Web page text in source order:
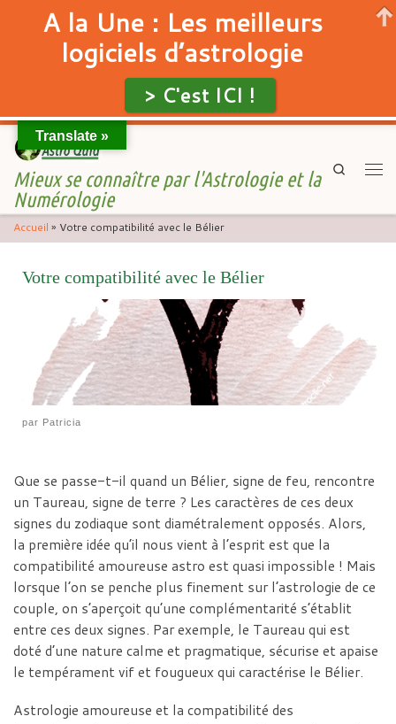
Skip to content
Mieux se connaître par l'Astrologie et la
Numérologie
Search
Accueil » Votre compatibilité avec le Bélier
Votre compatibilité avec le Bélier
par Patricia
Que se passe-t-il quand un Bélier, signe de feu, rencontre
un Taureau, signe de terre ? Les caractères de ces deux
signes du zodiaque sont diamétralement opposés. Alors,
la première idée qu’il nous vient à l’esprit est que la
compatibilité amoureuse astro est quasi impossible ! Mais
lorsque l’on se penche plus finement sur l’astrologie de ce
couple, on s’aperçoit qu’une complémentarité s’établit
entre ces deux signes. Par exemple, le Taureau qui est
doté d’une nature calme et pragmatique, sécurise et apaise
le tempérament vif et fougueux qui caractérise le Bélier.
Astrologie amoureuse et la compatibilité des
Translate »
A la Une : Les meilleurs
logiciels d’astrologie
> C'est ICI !